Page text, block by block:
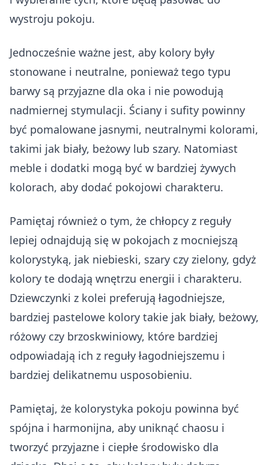
wystroju pokoju.
Jednocześnie ważne jest, aby kolory były
stonowane i neutralne, ponieważ tego typu
barwy są przyjazne dla oka i nie powodują
nadmiernej stymulacji. Ściany i sufity powinny
być pomalowane jasnymi, neutralnymi kolorami,
takimi jak biały, beżowy lub szary. Natomiast
meble i dodatki mogą być w bardziej żywych
kolorach, aby dodać pokojowi charakteru.
Pamiętaj również o tym, że chłopcy z reguły
lepiej odnajdują się w pokojach z mocniejszą
kolorystyką, jak niebieski, szary czy zielony, gdyż
kolory te dodają wnętrzu energii i charakteru.
Dziewczynki z kolei preferują łagodniejsze,
bardziej pastelowe kolory takie jak biały, beżowy,
różowy czy brzoskwiniowy, które bardziej
odpowiadają ich z reguły łagodniejszemu i
bardziej delikatnemu usposobieniu.
Pamiętaj, że kolorystyka pokoju powinna być
spójna i harmonijna, aby uniknąć chaosu i
tworzyć przyjazne i ciepłe środowisko dla